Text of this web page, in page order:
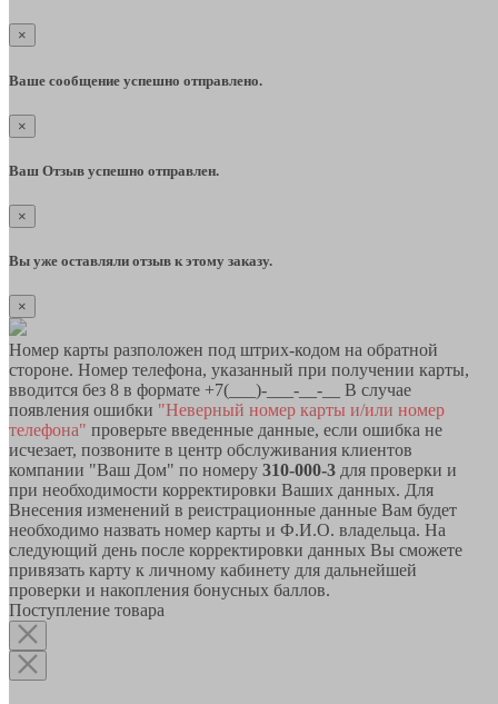
×
Ваше сообщение успешно отправлено.
×
Ваш Отзыв успешно отправлен.
×
Вы уже оставляли отзыв к этому заказу.
×
Номер карты разположен под штрих-кодом на обратной
стороне. Номер телефона, указанный при получении карты,
вводится без 8 в формате +7(___)-___-__-__ В случае
появления ошибки "Неверный номер карты и/или номер
телефона" проверьте введенные данные, если ошибка не
исчезает, позвоните в центр обслуживания клиентов
компании "Ваш Дом" по номеру 310-000-3 для проверки и
при необходимости корректировки Ваших данных. Для
Внесения изменений в реистрационные данные Вам будет
необходимо назвать номер карты и Ф.И.О. владельца. На
следующий день после корректировки данных Вы сможете
привязать карту к личному кабинету для дальнейшей
проверки и накопления бонусных баллов.
Поступление товара